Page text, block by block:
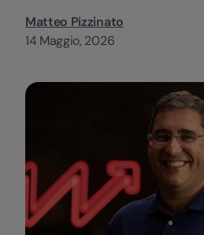
Matteo Pizzinato
14 Maggio, 2026